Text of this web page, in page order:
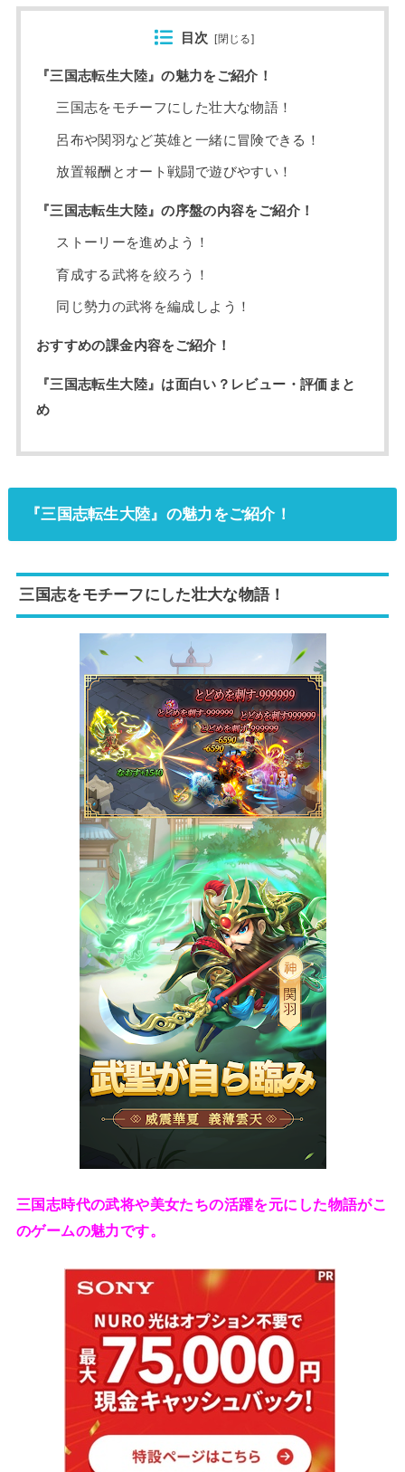
目次 [閉じる]
『三国志転生大陸』の魅力をご紹介！
三国志をモチーフにした壮大な物語！
呂布や関羽など英雄と一緒に冒険できる！
放置報酬とオート戦闘で遊びやすい！
『三国志転生大陸』の序盤の内容をご紹介！
ストーリーを進めよう！
育成する武将を絞ろう！
同じ勢力の武将を編成しよう！
おすすめの課金内容をご紹介！
『三国志転生大陸』は面白い？レビュー・評価まと
め
『三国志転生大陸』の魅力をご紹介！
三国志をモチーフにした壮大な物語！
三国志時代の武将や美女たちの活躍を元にした物語がこ
のゲームの魅力です。